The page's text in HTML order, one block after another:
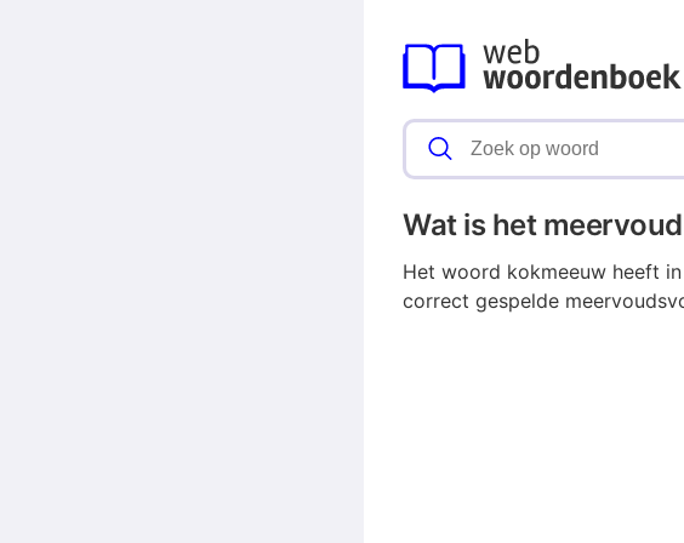
Wat is het
Het woord kokmeeuw heeft
correct gespelde